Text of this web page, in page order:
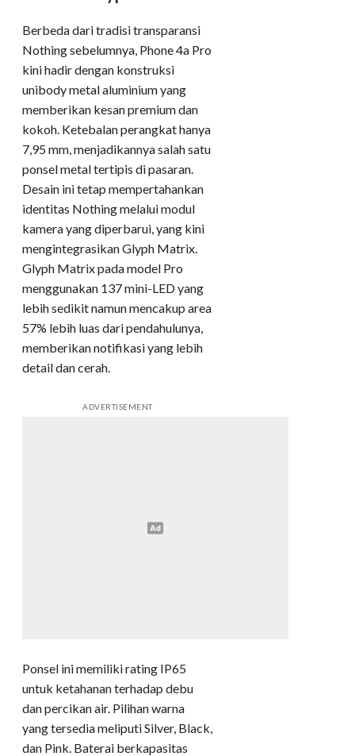
Berbeda dari tradisi transparansi
Nothing sebelumnya, Phone 4a Pro
kini hadir dengan konstruksi
unibody metal aluminium yang
memberikan kesan premium dan
kokoh. Ketebalan perangkat hanya
7,95 mm, menjadikannya salah satu
ponsel metal tertipis di pasaran.
Desain ini tetap mempertahankan
identitas Nothing melalui modul
kamera yang diperbarui, yang kini
mengintegrasikan Glyph Matrix.
Glyph Matrix pada model Pro
menggunakan 137 mini-LED yang
lebih sedikit namun mencakup area
57% lebih luas dari pendahulunya,
memberikan notifikasi yang lebih
detail dan cerah.
ADVERTISEMENT
Ponsel ini memiliki rating IP65
untuk ketahanan terhadap debu
dan percikan air. Pilihan warna
yang tersedia meliputi Silver, Black,
dan Pink. Baterai berkapasitas